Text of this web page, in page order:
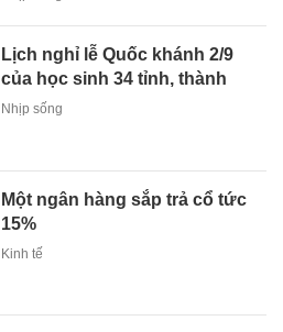
Lịch nghỉ lễ Quốc khánh 2/9
của học sinh 34 tỉnh, thành
Nhịp sống
Một ngân hàng sắp trả cổ tức
15%
Kinh tế